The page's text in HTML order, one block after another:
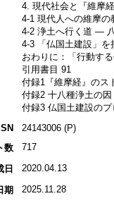
4. 現代社会と『維摩
4-1 現代人への維摩
4-2 浄土へ行く道 ―
4-3 「仏国土建設」
おわりに：「行動す
引用書目 91
付録1『維摩経』のス
付録2 十八種浄土の
付録3 仏国土建設の
24143006 (P)
数
717
日 2020.04.13
期 2025.11.28